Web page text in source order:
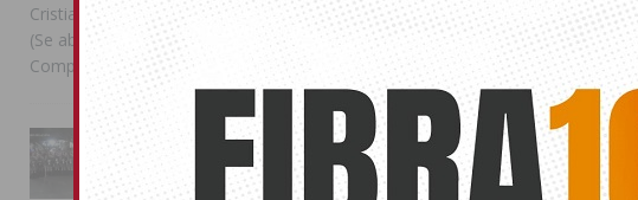
También puede
No related posts.
TORREVIEJA
Cristianos Compártelo: Comparte en Facebook
(Se abre en una ventana nueva) Facebook
Compartir en
La Entrada Cristiana llena de
esplendor las calles de
Almoradí en una multitudinaria